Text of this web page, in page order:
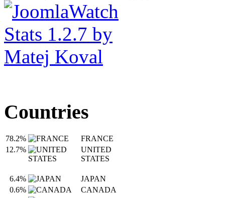
Countries
78.2%
FRANCE
12.7%
UNITED
STATES
6.4%
JAPAN
0.6%
CANADA